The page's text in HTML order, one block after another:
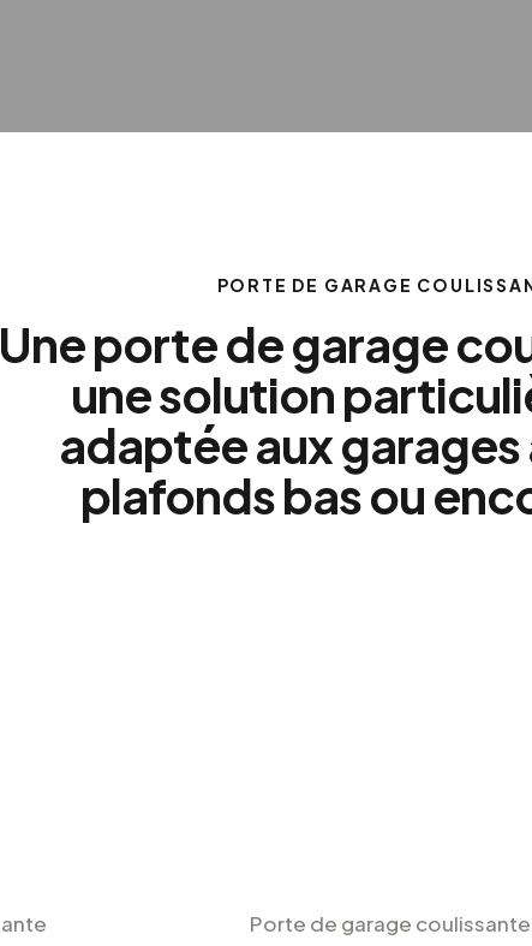
PORTE DE GARAGE
Une porte de garage
une solution
adaptée aux garages
plafonds bas ou
Porte de garage coulissante